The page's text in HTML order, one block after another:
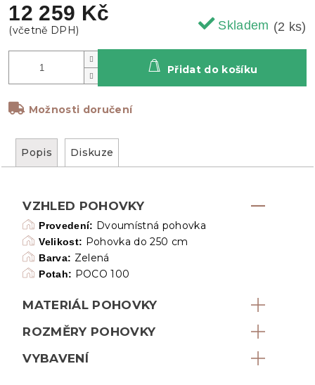
12 259 Kč
Skladem (2 ks)
Možnosti doručení
Přidat do košíku
Popis Diskuze
VZHLED POHOVKY
Provedení: Dvoumístná pohovka
Velikost: Pohovka do 250 cm
Barva: Zelená
Potah: POCO 100
MATERIÁL POHOVKY
ROZMĚRY POHOVKY
VYBAVENÍ